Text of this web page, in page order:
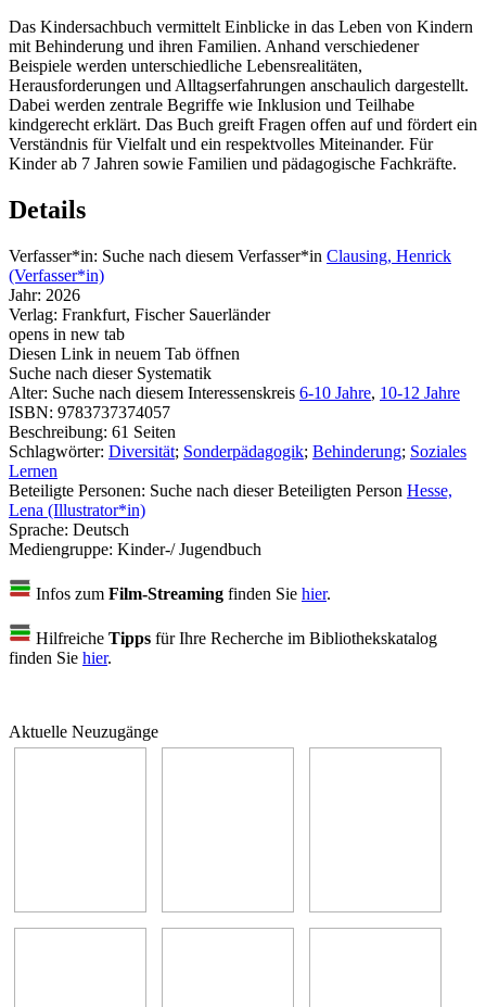
Das Kindersachbuch vermittelt Einblicke in das Leben von Kindern
mit Behinderung und ihren Familien. Anhand verschiedener
Beispiele werden unterschiedliche Lebensrealitäten,
Herausforderungen und Alltagserfahrungen anschaulich dargestellt.
Dabei werden zentrale Begriffe wie Inklusion und Teilhabe
kindgerecht erklärt. Das Buch greift Fragen offen auf und fördert ein
Verständnis für Vielfalt und ein respektvolles Miteinander. Für
Kinder ab 7 Jahren sowie Familien und pädagogische Fachkräfte.
Details
Verfasser*in: Suche nach diesem Verfasser*in Clausing, Henrick
(Verfasser*in)
Jahr: 2026
Verlag: Frankfurt, Fischer Sauerländer
opens in new tab
Diesen Link in neuem Tab öffnen
Suche nach dieser Systematik
Alter: Suche nach diesem Interessenskreis 6-10 Jahre, 10-12 Jahre
ISBN: 9783737374057
Beschreibung: 61 Seiten
Schlagwörter: Diversität; Sonderpädagogik; Behinderung; Soziales
Lernen
Beteiligte Personen: Suche nach dieser Beteiligten Person Hesse,
Lena (Illustrator*in)
Sprache: Deutsch
Mediengruppe: Kinder-/ Jugendbuch
Infos zum Film-Streaming finden Sie hier.
Hilfreiche Tipps für Ihre Recherche im Bibliothekskatalog
finden Sie hier.
Aktuelle Neuzugänge